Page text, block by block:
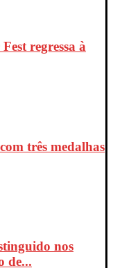
regressa à
três medalhas
nos
de...